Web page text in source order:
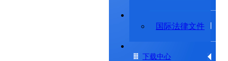
国际法律文件
出版物
下载中心